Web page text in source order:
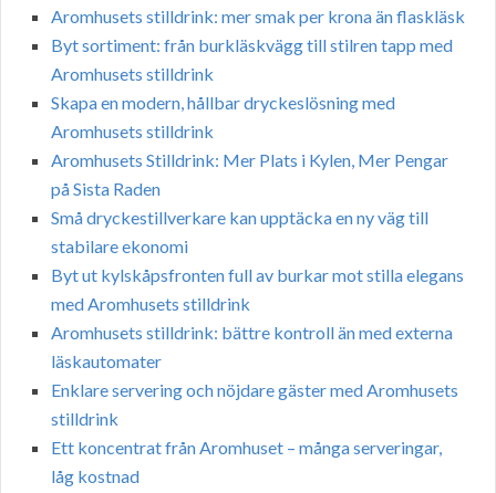
Aromhusets stilldrink: mer smak per krona än flaskläsk
Byt sortiment: från burkläskvägg till stilren tapp med
Aromhusets stilldrink
Skapa en modern, hållbar dryckeslösning med
Aromhusets stilldrink
Aromhusets Stilldrink: Mer Plats i Kylen, Mer Pengar
på Sista Raden
Små dryckestillverkare kan upptäcka en ny väg till
stabilare ekonomi
Byt ut kylskåpsfronten full av burkar mot stilla elegans
med Aromhusets stilldrink
Aromhusets stilldrink: bättre kontroll än med externa
läskautomater
Enklare servering och nöjdare gäster med Aromhusets
stilldrink
Ett koncentrat från Aromhuset – många serveringar,
låg kostnad